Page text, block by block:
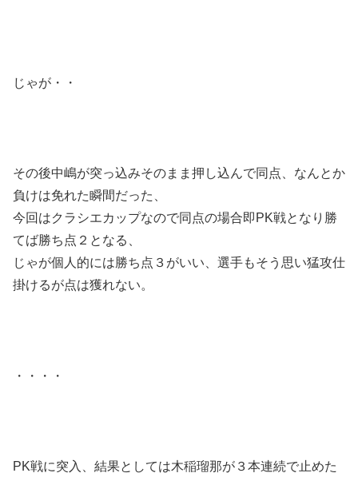
じゃが・・
その後中嶋が突っ込みそのまま押し込んで同点、なんとか
負けは免れた瞬間だった、
今回はクラシエカップなので同点の場合即PK戦となり勝
てば勝ち点２となる、
じゃが個人的には勝ち点３がいい、選手もそう思い猛攻仕
掛けるが点は獲れない。
・・・・
PK戦に突入、結果としては木稲瑠那が３本連続で止めた